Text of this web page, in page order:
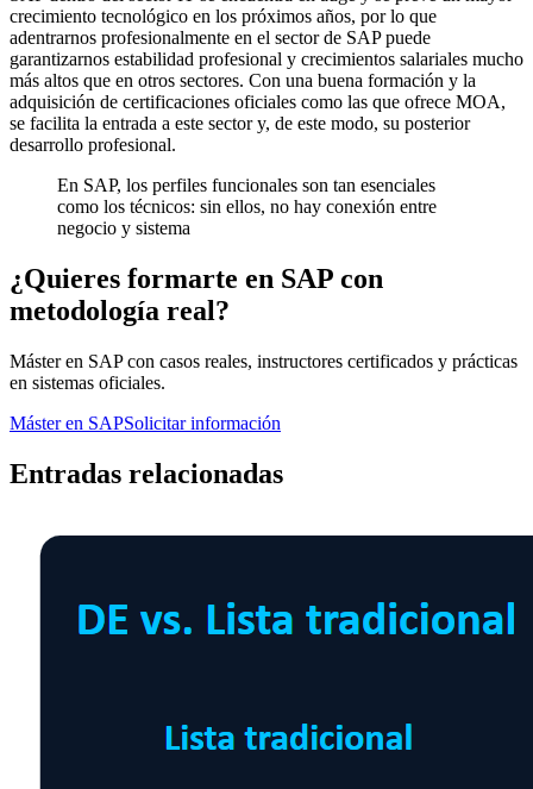
crecimiento tecnológico en los próximos años, por lo que
adentrarnos profesionalmente en el sector de SAP puede
garantizarnos estabilidad profesional y crecimientos salariales mucho
más altos que en otros sectores. Con una buena formación y la
adquisición de certificaciones oficiales como las que ofrece MOA,
se facilita la entrada a este sector y, de este modo, su posterior
desarrollo profesional.
En SAP, los perfiles funcionales son tan esenciales
como los técnicos: sin ellos, no hay conexión entre
negocio y sistema
¿Quieres formarte en SAP con
metodología real?
Máster en SAP con casos reales, instructores certificados y prácticas
en sistemas oficiales.
Máster en SAPSolicitar información
Entradas relacionadas